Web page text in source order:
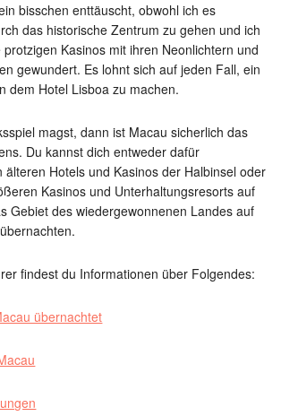
bisschen enttäuscht, obwohl ich es
das historische Zentrum zu gehen und ich
Kasinos mit ihren Neonlichtern und
gewundert. Es lohnt sich auf jeden Fall, ein
dem Hotel Lisboa zu machen.
magst, dann ist Macau sicherlich das
Du kannst dich entweder dafür
älteren Hotels und Kasinos der Halbinsel oder
Kasinos und Unterhaltungsresorts auf
Gebiet des wiedergewonnenen Landes auf
findest du Informationen über Folgendes:
übernachtet